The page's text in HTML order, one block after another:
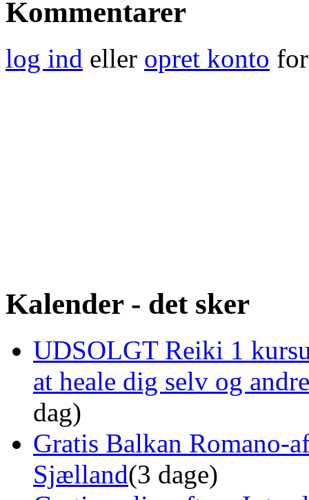
Kommentarer
log ind eller opret konto
Kalender - det sker
UDSOLGT Reiki 1
at heale dig selv og
dag)
Gratis Balkan Romano-
Sjælland(3 dage)